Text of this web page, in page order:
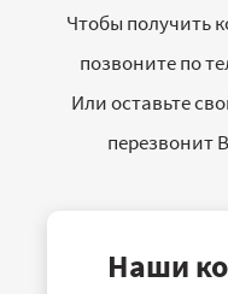
Чтобы получить
позвоните по
Или оставьте
перезвонит
Наши